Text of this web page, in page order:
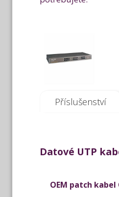
Příslušenství
Datové UTP
OEM patch kabel